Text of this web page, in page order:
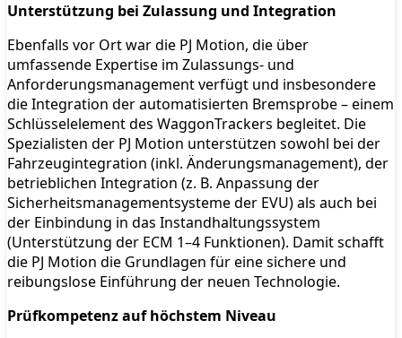
Unterstützung bei Zulassung und Integration
Ebenfalls vor Ort war die PJ Motion, die über
umfassende Expertise im Zulassungs- und
Anforderungsmanagement verfügt und insbesondere
die Integration der automatisierten Bremsprobe – einem
Schlüsselelement des WaggonTrackers begleitet. Die
Spezialisten der PJ Motion unterstützen sowohl bei der
Fahrzeugintegration (inkl. Änderungsmanagement), der
betrieblichen Integration (z. B. Anpassung der
Sicherheitsmanagementsysteme der EVU) als auch bei
der Einbindung in das Instandhaltungssystem
(Unterstützung der ECM 1–4 Funktionen). Damit schafft
die PJ Motion die Grundlagen für eine sichere und
reibungslose Einführung der neuen Technologie.
Prüfkompetenz auf höchstem Niveau